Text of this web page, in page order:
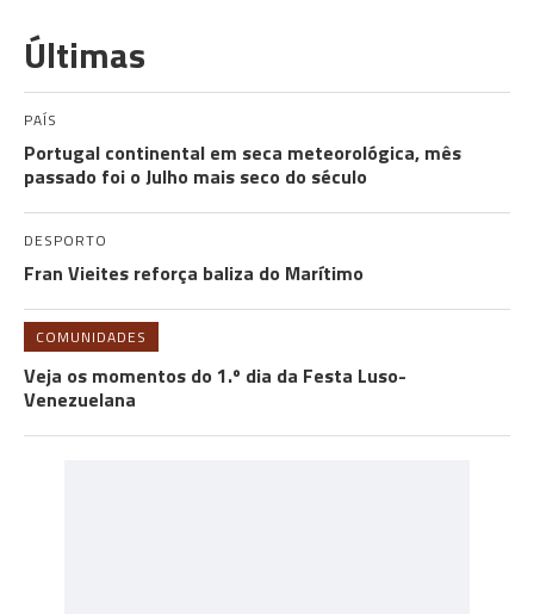
Últimas
PAÍS
Portugal continental em seca meteorológica, mês
passado foi o Julho mais seco do século
DESPORTO
Fran Vieites reforça baliza do Marítimo
COMUNIDADES
Veja os momentos do 1.º dia da Festa Luso-
Venezuelana